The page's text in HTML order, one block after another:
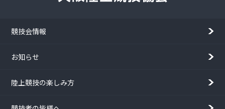
競技会情報
お知らせ
陸上競技の楽しみ方